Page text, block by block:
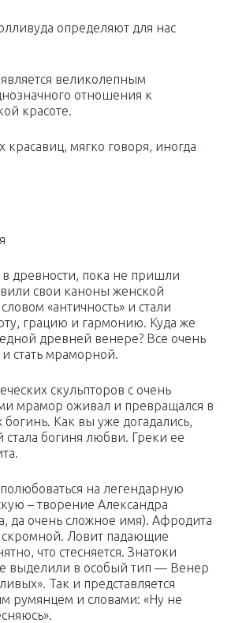
определяют для нас
великолепным
отношения к
красоте.
мягко говоря, иногда
древности, пока не пришли
свои каноны женской
«античность» и стали
грацию и гармонию. Куда же
древней венере? Все очень
и стать мраморной.
скульпторов с очень
мрамор оживал и превращался в
Как вы уже догадались,
стала богиня любви. Греки ее
на легендарную
– творение Александра
да очень сложное имя). Афродита
скромной. Ловит падающие
что стесняется. Знатоки
выделили в особый тип — Венер
Так и представляется
румянцем и словами: «Ну не